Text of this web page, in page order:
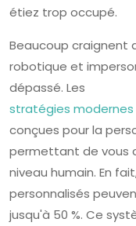
étiez trop occupé.
Beaucoup craignent
robotique et
dépassé. Les
stratégies
conçues pour la
permettant de vous
niveau humain. En
personnalisés
jusqu'à 50 %. Ce